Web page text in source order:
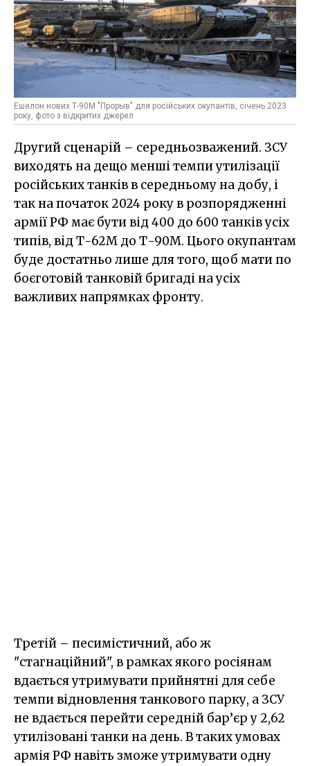
Ешелон нових Т-90М "Прорыв" для російських окупантів, січень 2023
року, фото з відкритих джерел
Другий сценарій – середньозважений. ЗСУ
виходять на дещо менші темпи утилізації
російських танків в середньому на добу, і
так на початок 2024 року в розпорядженні
армії РФ має бути від 400 до 600 танків усіх
типів, від Т-62М до Т-90М. Цього окупантам
буде достатньо лише для того, щоб мати по
боєготовій танковій бригаді на усіх
важливих напрямках фронту.
Третій – песимістичний, або ж
"стагнаційний", в рамках якого росіянам
вдається утримувати прийнятні для себе
темпи відновлення танкового парку, а ЗСУ
не вдається перейти середній бар’єр у 2,62
утилізовані танки на день. В таких умовах
армія РФ навіть зможе утримувати одну